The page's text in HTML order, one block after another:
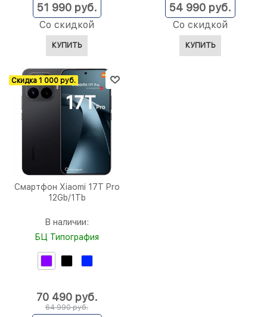
51 990 руб.
Со скидкой
КУПИТЬ
54 990 руб.
Со скидкой
КУПИТЬ
Скидка 1 000 руб.
Смартфон Xiaomi 17T Pro
12Gb/1Tb
В наличии:
БЦ Типография
64 990 руб.
70 490 руб.